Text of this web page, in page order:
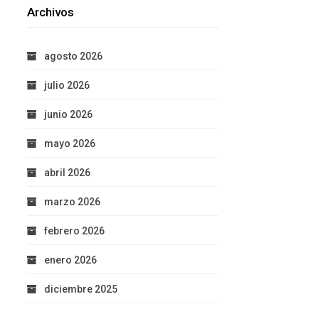
Archivos
agosto 2026
julio 2026
junio 2026
mayo 2026
abril 2026
marzo 2026
febrero 2026
enero 2026
diciembre 2025